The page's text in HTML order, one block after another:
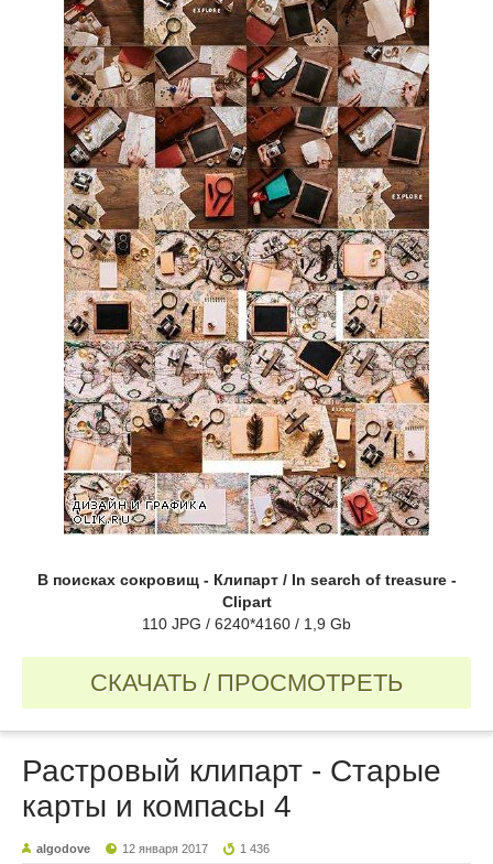
В поисках сокровищ - Клипарт / In search of treasure -
Clipart
110 JPG / 6240*4160 / 1,9 Gb
СКАЧАТЬ / ПРОСМОТРЕТЬ
Растровый клипарт - Старые
карты и компасы 4
algodove 12 января 2017 1 436